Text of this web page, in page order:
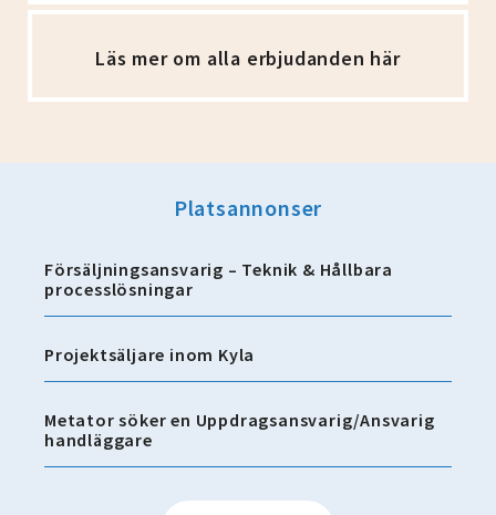
Läs mer om alla erbjudanden här
Platsannonser
Försäljningsansvarig – Teknik & Hållbara
processlösningar
Projektsäljare inom Kyla
Metator söker en Uppdragsansvarig/Ansvarig
handläggare